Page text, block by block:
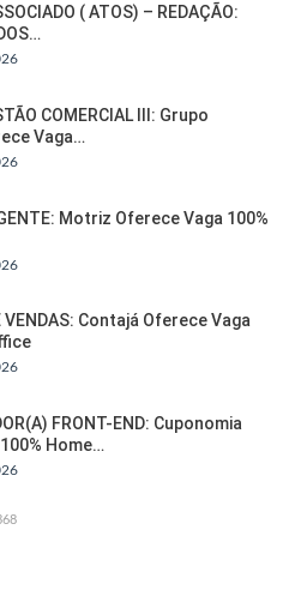
( ATOS) – REDAÇÃO:
COMERCIAL III: Grupo
Vaga…
Motriz Oferece Vaga 100%
VENDAS: Contajá Oferece Vaga
FRONT-END: Cuponomia
Home…